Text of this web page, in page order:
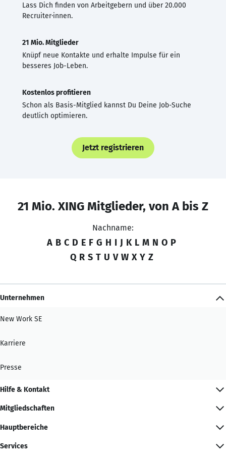
Lass Dich finden von Arbeitgebern und über 20.000
Recruiter·innen.
21 Mio. Mitglieder
Knüpf neue Kontakte und erhalte Impulse für ein
besseres Job-Leben.
Kostenlos profitieren
Schon als Basis-Mitglied kannst Du Deine Job-Suche
deutlich optimieren.
Jetzt registrieren
21 Mio. XING Mitglieder, von A bis Z
Nachname:
A B C D E F G H I J K L M N O P
Q R S T U V W X Y Z
Unternehmen
New Work SE
Karriere
Presse
Hilfe & Kontakt
Mitgliedschaften
Hauptbereiche
Services